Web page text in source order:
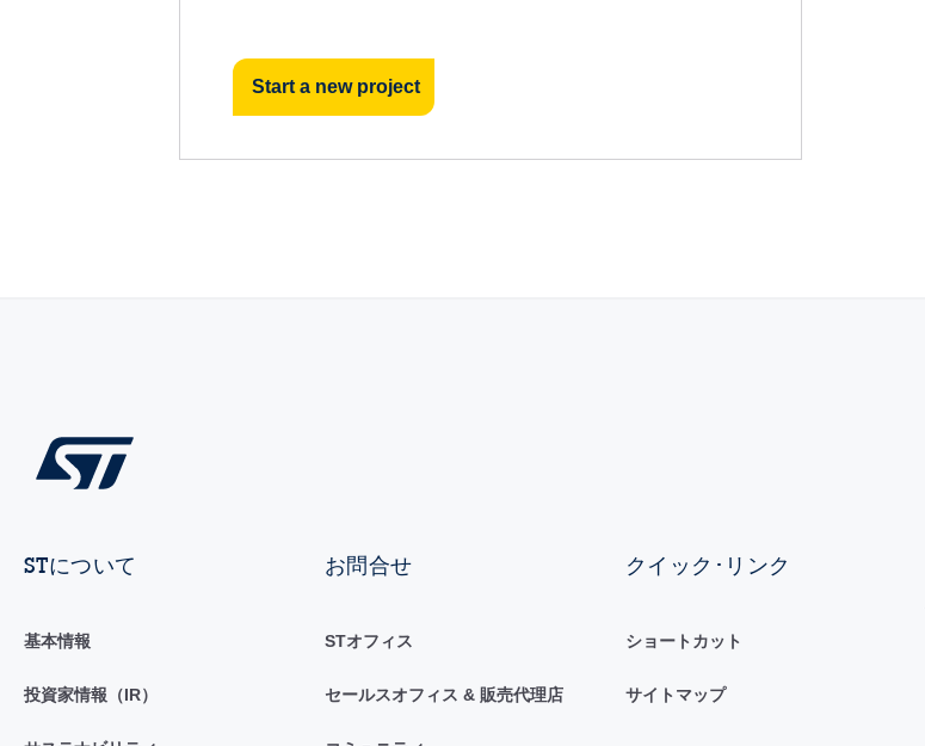
Start a new project
STについて
基本情報
投資家情報（IR）
お問合せ
STオフィス
セールスオフィス & 販売代理店
クイック･リンク
ショートカット
サイトマップ